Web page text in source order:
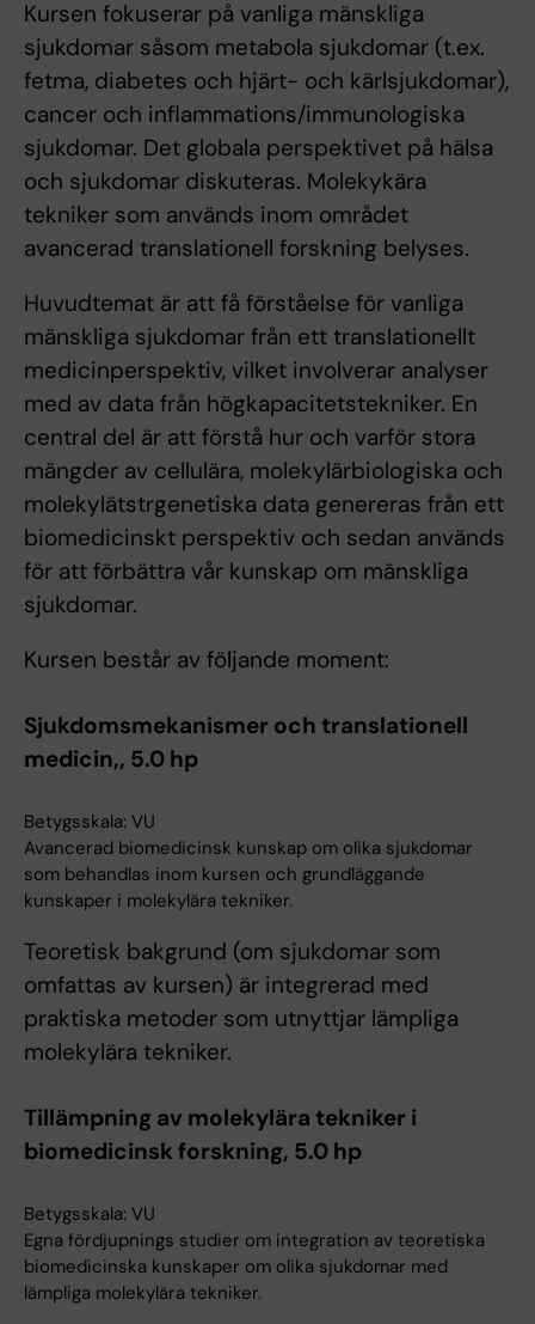
Kursen fokuserar på vanliga mänskliga
sjukdomar såsom metabola sjukdomar (t.ex.
fetma, diabetes och hjärt- och kärlsjukdomar),
cancer och inflammations/immunologiska
sjukdomar. Det globala perspektivet på hälsa
och sjukdomar diskuteras. Molekykära
tekniker som används inom området
avancerad translationell forskning belyses.
Huvudtemat är att få förståelse för vanliga
mänskliga sjukdomar från ett translationellt
medicinperspektiv, vilket involverar analyser
med av data från högkapacitetstekniker. En
central del är att förstå hur och varför stora
mängder av cellulära, molekylärbiologiska och
molekylätstrgenetiska data genereras från ett
biomedicinskt perspektiv och sedan används
för att förbättra vår kunskap om mänskliga
sjukdomar.
Kursen består av följande moment:
Sjukdomsmekanismer och translationell
medicin,, 5.0 hp
Betygsskala: VU
Avancerad biomedicinsk kunskap om olika sjukdomar
som behandlas inom kursen och grundläggande
kunskaper i molekylära tekniker.
Teoretisk bakgrund (om sjukdomar som
omfattas av kursen) är integrerad med
praktiska metoder som utnyttjar lämpliga
molekylära tekniker.
Tillämpning av molekylära tekniker i
biomedicinsk forskning, 5.0 hp
Betygsskala: VU
Egna fördjupnings studier om integration av teoretiska
biomedicinska kunskaper om olika sjukdomar med
lämpliga molekylära tekniker.